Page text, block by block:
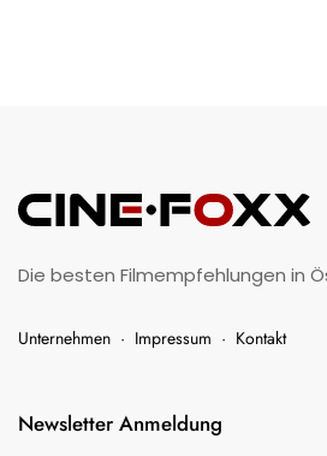
Die besten Filmempfehlungen in
Unternehmen · Impressum · Kontakt
Newsletter Anmeldung